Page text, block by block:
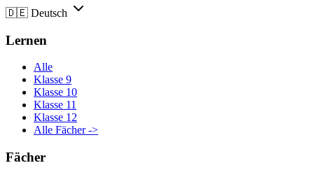
🇩🇪 Deutsch
Lernen
Alle
Klasse 9
Klasse 10
Klasse 11
Klasse 12
Alle Fächer ->
Fächer